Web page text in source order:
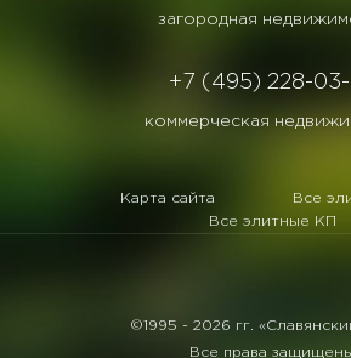
загородная
+7 (495) 228-
коммерческая
Карта сайта
Все
Все элитные КП
©1995 - 2026 гг.
Все права